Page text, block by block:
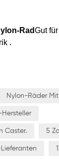
RadGut
.
Nylon-Räder
Caster. 5